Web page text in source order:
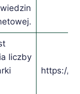
liczby
https://